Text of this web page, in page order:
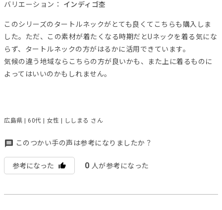
バリエーション： インディゴ杢
このシリーズのタートルネックがとても良くてこちらも購入しま
した。ただ、この素材が着たくなる時期だとUネックを着る気にな
らず、タートルネックの方がはるかに活用できています。
気候の違う地域ならこちらの方が良いかも、また上に着るものに
よってはいいのかもしれません。
広島県 | 60代 | 女性 | ししまる さん
このつかい手の声は参考になりましたか？
参考になった 0 人が参考になった